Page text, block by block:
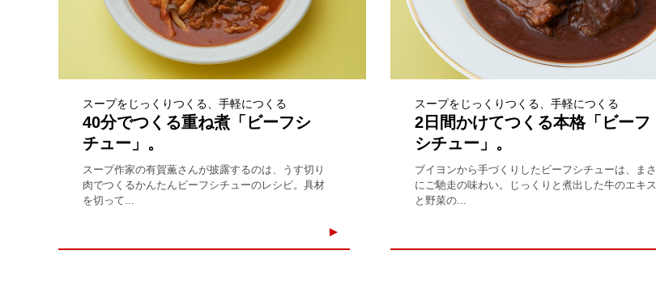
スープをじっくりつくる、手軽につくる
40分でつくる重ね煮「ビーフシ
チュー」。
スープ作家の有賀薫さんが披露するのは、うす切り
肉でつくるかんたんビーフシチューのレシピ。具材
を切って...
スープをじっくりつくる、手軽につくる
2日間かけてつくる本格「ビーフ
シチュー」。
ブイヨンから手づくりしたビーフシチューは、まさ
にご馳走の味わい。じっくりと煮出した牛のエキス
と野菜の...